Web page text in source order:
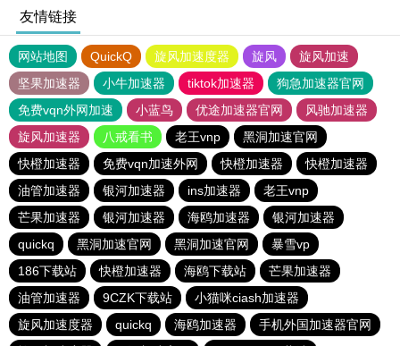
友情链接
网站地图 QuickQ 旋风加速度器 旋风
旋风加速
坚果加速器
小牛加速器 tiktok加速器
狗急加速器官网
免费vqn外网加速
小蓝鸟 优途加速器官网
风驰加速器
旋风加速器
八戒看书 老王vnp
黑洞加速官网
快橙加速器
免费vqn加速外网 快橙加速器
快橙加速器
油管加速器
银河加速器 ins加速器
老王vnp
芒果加速器
银河加速器 海鸥加速器
银河加速器
quickq
黑洞加速官网 黑洞加速官网
暴雪vp
186下载站
快橙加速器 海鸥下载站
芒果加速器
油管加速器
9CZK下载站
小猫咪ciash加速器
旋风加速度器
quickq 海鸥加速器
手机外国加速器官网